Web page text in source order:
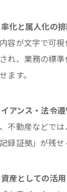
化と属人化の
容が文字で可
れ、業務の標
ます。
アンス・法令
不動産などで
録証拠」が残せ
産としての活用